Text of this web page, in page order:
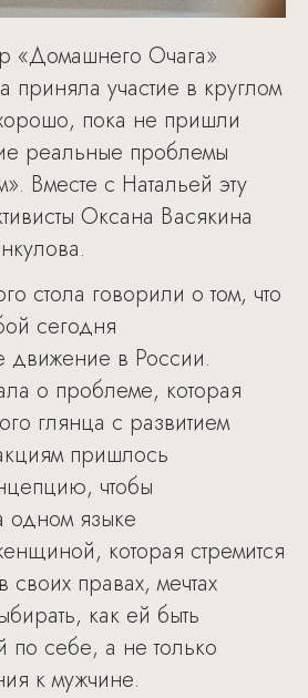
«Домашнего Очага»
приняла участие в круглом
пока не пришли
реальные проблемы
Вместе с Натальей эту
Оксана Васякина
стола говорили о том, что
сегодня
движение в России.
о проблеме, которая
глянца с развитием
пришлось
чтобы
одном языке
которая стремится
правах, мечтах
как ей быть
по себе, а не только
к мужчине.